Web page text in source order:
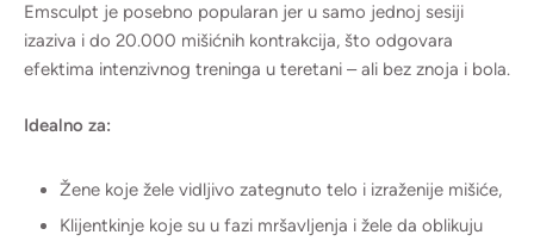
Emsculpt je posebno popularan jer u samo jednoj sesiji
izaziva i do 20.000 mišićnih kontrakcija, što odgovara
efektima intenzivnog treninga u teretani – ali bez znoja i bola.
Idealno za:
Žene koje žele vidljivo zategnuto telo i izraženije mišiće,
Klijentkinje koje su u fazi mršavljenja i žele da oblikuju